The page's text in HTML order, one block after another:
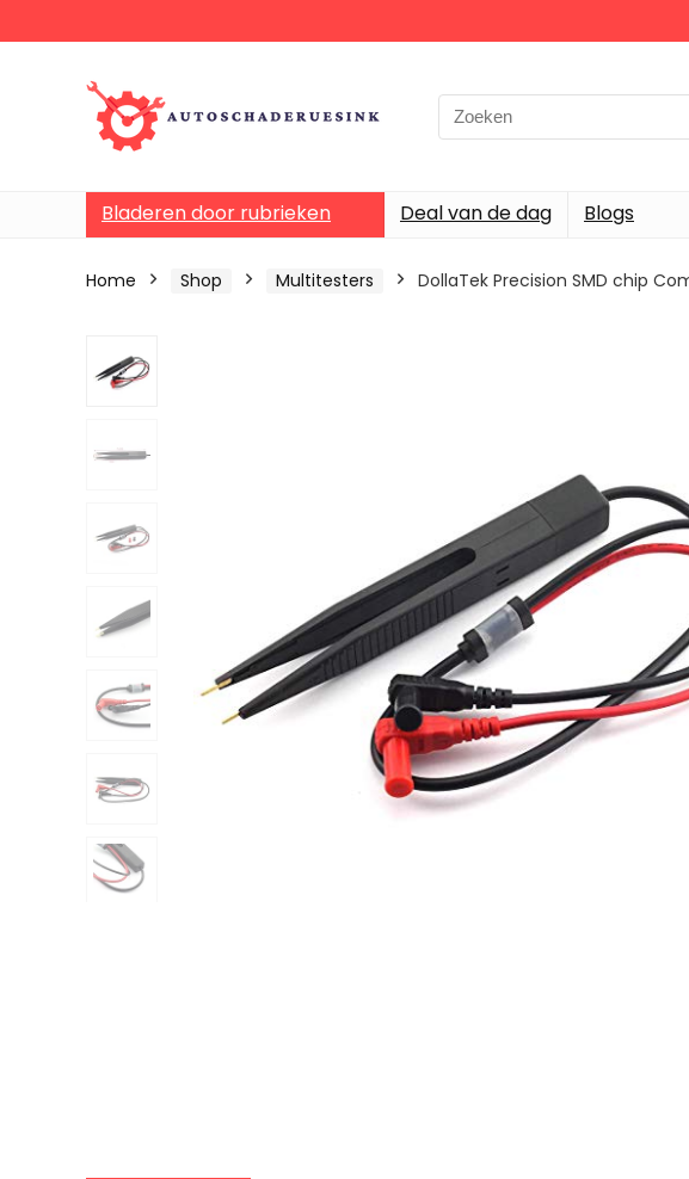
Bladeren door rubrieken Deal van de dag Blogs
Home Shop Multitesters DollaTek Precision SMD chip